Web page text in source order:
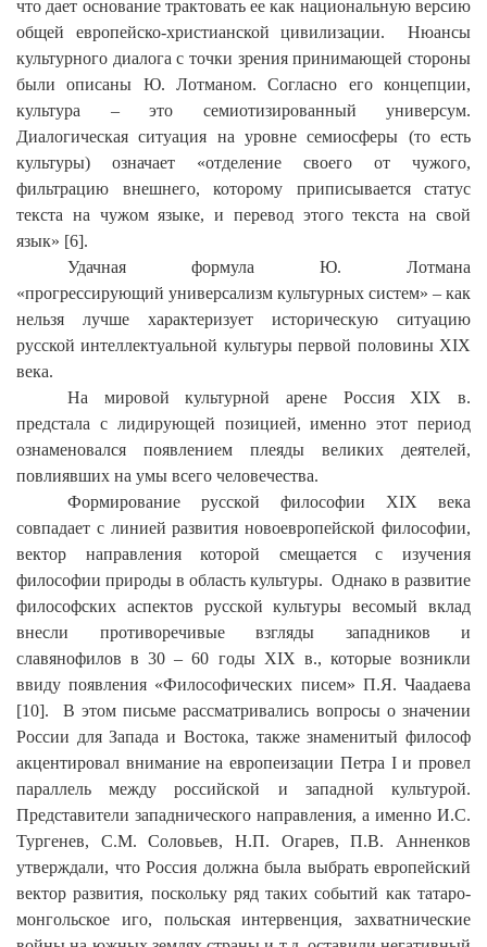
что дает основание трактовать ее как национальную версию
общей европейско-христианской цивилизации. Нюансы
культурного диалога с точки зрения принимающей стороны
были описаны Ю. Лотманом. Согласно его концепции,
культура – это семиотизированный универсум.
Диалогическая ситуация на уровне семиосферы (то есть
культуры) означает «отделение своего от чужого,
фильтрацию внешнего, которому приписывается статус
текста на чужом языке, и перевод этого текста на свой
язык» [6].
Удачная формула Ю. Лотмана
«прогрессирующий универсализм культурных систем» – как
нельзя лучше характеризует историческую ситуацию
русской интеллектуальной культуры первой половины XIX
века.
На мировой культурной арене Россия XIX в.
предстала с лидирующей позицией, именно этот период
ознаменовался появлением плеяды великих деятелей,
повлиявших на умы всего человечества.
Формирование русской философии XIX века
совпадает с линией развития новоевропейской философии,
вектор направления которой смещается с изучения
философии природы в область культуры. Однако в развитие
философских аспектов русской культуры весомый вклад
внесли противоречивые взгляды западников и
славянофилов в 30 – 60 годы XIX в., которые возникли
ввиду появления «Философических писем» П.Я. Чаадаева
[10]. В этом письме рассматривались вопросы о значении
России для Запада и Востока, также знаменитый философ
акцентировал внимание на европеизации Петра Iи провел
параллель между российской и западной культурой.
Представители западнического направления, а именно И.С.
Тургенев, С.М. Соловьев, Н.П. Огарев, П.В. Анненков
утверждали, что Россия должна была выбрать европейский
вектор развития, поскольку ряд таких событий как татаро-
монгольское иго, польская интервенция, захватнические